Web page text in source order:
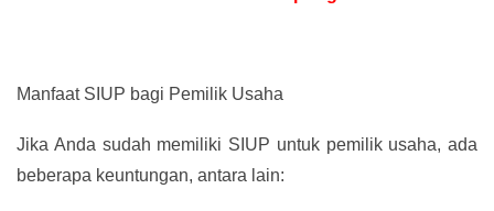
Manfaat SIUP bagi Pemilik Usaha
Jika Anda sudah memiliki SIUP untuk pemilik usaha, ada
beberapa keuntungan, antara lain: